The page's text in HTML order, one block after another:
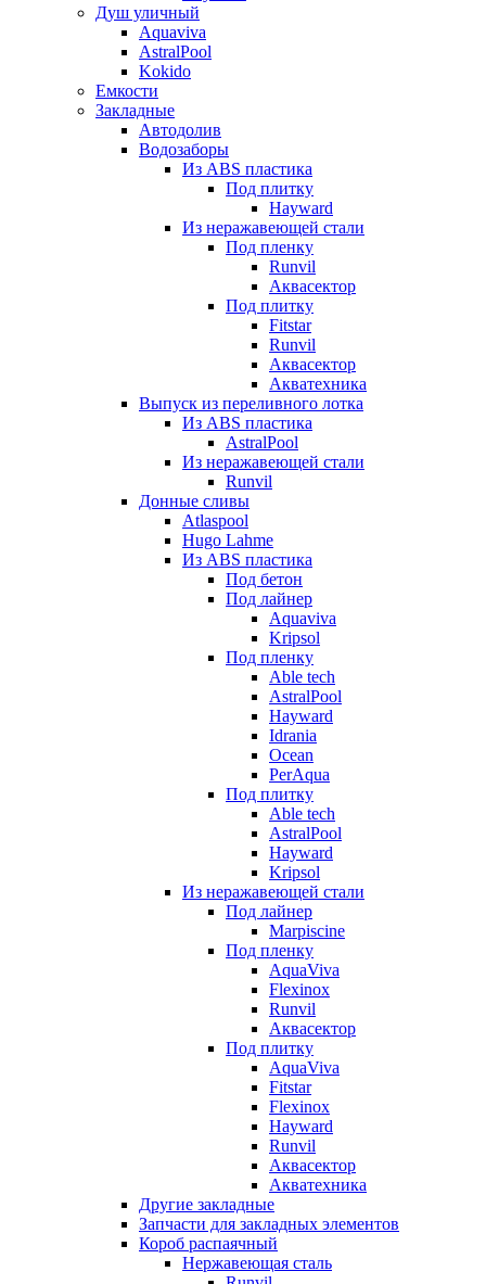
Душ уличный
Aquaviva
AstralPool
Kokido
Емкости
Закладные
Автодолив
Водозаборы
Из ABS пластика
Под плитку
Hayward
Из неражавеющей стали
Под пленку
Runvil
Аквасектор
Под плитку
Fitstar
Runvil
Аквасектор
Акватехника
Выпуск из переливного лотка
Из ABS пластика
AstralPool
Из неражавеющей стали
Runvil
Донные сливы
Atlaspool
Hugo Lahme
Из ABS пластика
Под бетон
Под лайнер
Aquaviva
Kripsol
Под пленку
Able tech
AstralPool
Hayward
Idrania
Ocean
PerAqua
Под плитку
Able tech
AstralPool
Hayward
Kripsol
Из неражавеющей стали
Под лайнер
Marpiscine
Под пленку
AquaViva
Flexinox
Runvil
Аквасектор
Под плитку
AquaViva
Fitstar
Flexinox
Hayward
Runvil
Аквасектор
Акватехника
Другие закладные
Запчасти для закладных элементов
Короб распаячный
Нержавеющая сталь